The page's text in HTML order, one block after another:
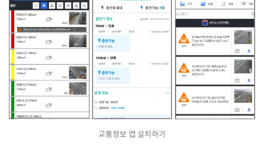
교통정보 앱 설치하기